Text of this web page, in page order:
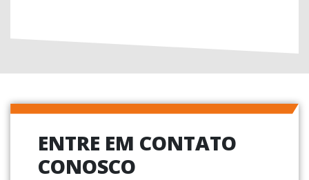
ENTRE EM CONTATO
CONOSCO